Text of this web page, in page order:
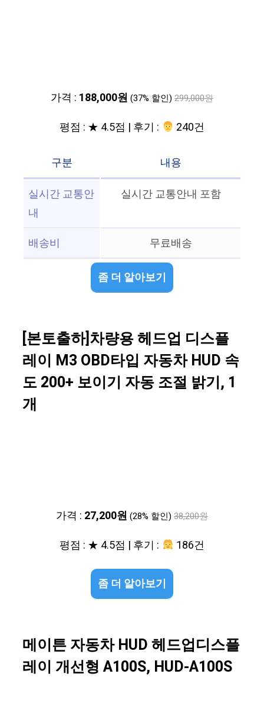
가격 : 188,000원 (37% 할인) 299,000원
평점 : ★ 4.5점 | 후기 : ‍‍ 240건
구분
내용
실시간 교통안
내
실시간 교통안내 포함
배송비 무료배송
좀 더 알아보기
[본토출하]차량용 헤드업 디스플
레이 M3 OBD타입 자동차 HUD 속
도 200+ 보이기 자동 조절 밝기, 1
개
가격 : 27,200원 (28% 할인) 38,200원
평점 : ★ 4.5점 | 후기 : 186건
좀 더 알아보기
메이튼 자동차 HUD 헤드업디스플
레이 개선형 A100S, HUD-A100S